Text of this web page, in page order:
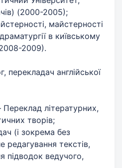
(2000-2005);
майстерності
в київському
2009).
перекладач англійської
Переклад літературних,
творів;
(і зокрема без
редагування текстів,
підводок ведучого,